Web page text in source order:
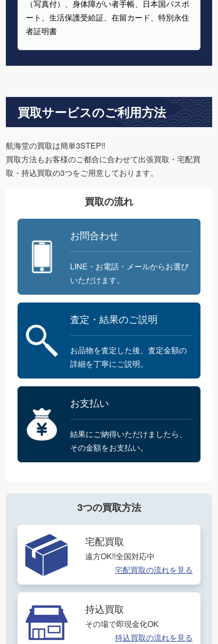
（写真付）、身体障がい者手帳、日本国パスポ
ート、生活保護受給証、在留カード、特別永住
者証明書
買取サービスのご利用方法
航海堂の買取は簡単3STEP!!
買取方法もお客様のご都合に合わせて出張買取・宅配買
取・持込買取の3つをご用意しております。
買取の流れ
お問合わせ
LINE・お電話・メールからお選び
いただけます。
査定・結果のご説明
お品物を査定した後、査定金額の
詳細を丁寧にご説明。
お支払い
結果にご納得いただけましたら、
その金額をお支払い。
3つの買取方法
宅配買取
遠方OK!!全国対応中
宅配買取の流れを見る
持込買取
その場で即現金化OK
持込買取の流れを見る